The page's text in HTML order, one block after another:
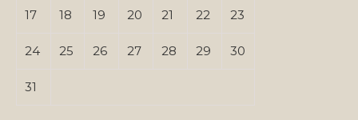
17 18 19 20 21 22 23
24 25 26 27 28 29 30
31